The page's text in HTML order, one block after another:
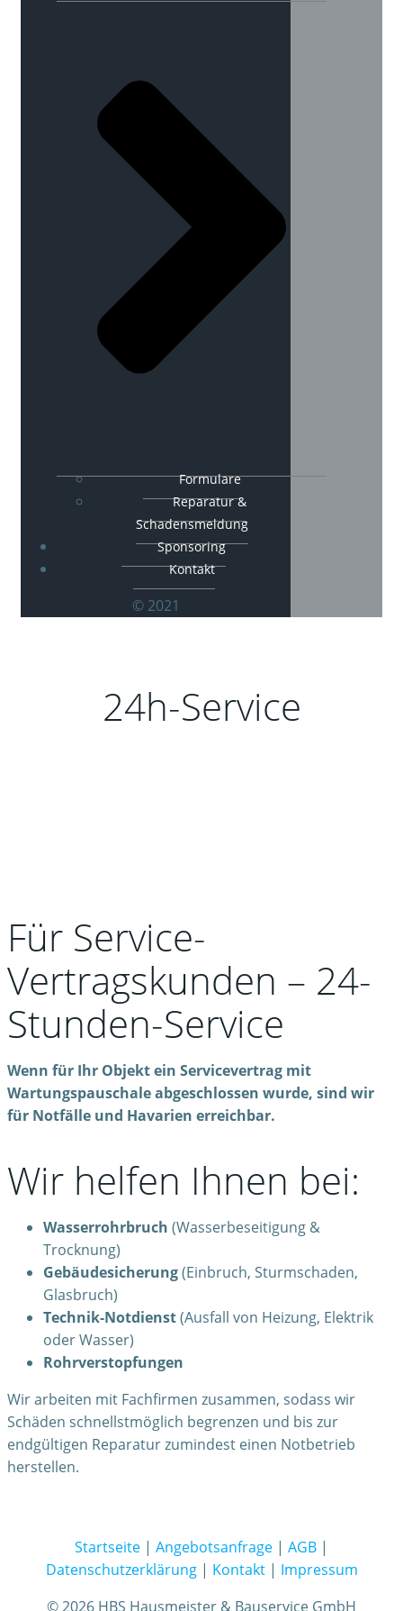
Formulare
Reparatur &
Schadensmeldung
Sponsoring
Kontakt
© 2021
24h-Service
Für Service-
Vertragskunden – 24-
Stunden-Service
Wenn für Ihr Objekt ein Servicevertrag mit
Wartungspauschale abgeschlossen wurde, sind wir
für Notfälle und Havarien erreichbar.
Wir helfen Ihnen bei:
Wasserrohrbruch (Wasserbeseitigung &
Trocknung)
Gebäudesicherung(Einbruch, Sturmschaden,
Glasbruch)
Technik-Notdienst(Ausfall von Heizung, Elektrik
oder Wasser)
Rohrverstopfungen
Wir arbeiten mit Fachfirmen zusammen, sodass wir
Schäden schnellstmöglich begrenzen und bis zur
endgültigen Reparatur zumindest einen Notbetrieb
herstellen.
Startseite | Angebotsanfrage | AGB |
Datenschutzerklärung| Kontakt| Impressum
© 2026 HBS Hausmeister & Bauservice GmbH